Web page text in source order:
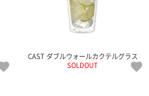
CAST ダブルウォールカクテルグラス
SOLDOUT